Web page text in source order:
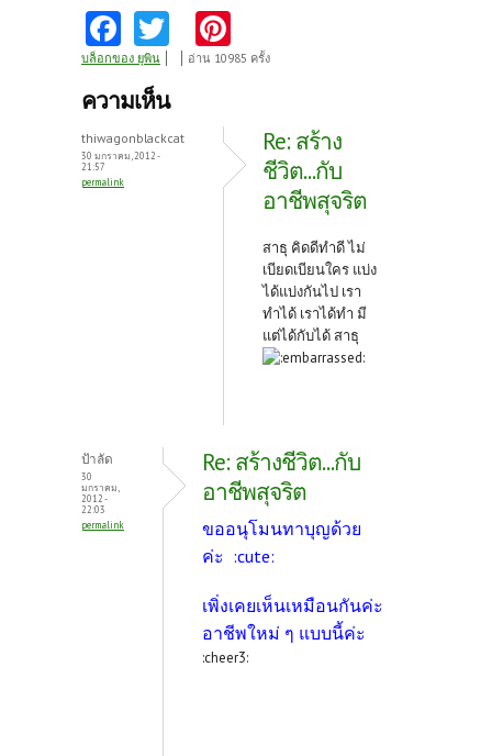
Fa
ce
b
o
o
k
w
itt
er
nt
t
บล็อกของ ยุพิน อ่าน 10985 ครั้ง
ความเห็น
thiwagonblackcat
30 มกราคม, 2012 -
21:57
permalink
Re: สร้าง
ชีวิต...กับ
อาชีพสุจริต
สาธุ คิดดีทำดี ไม่
เบียดเบียนใคร แบ่ง
ได้แบ่งกันไป เรา
ทำได้ เราได้ทำ มี
แต่ได้กับได้ สาธุ
ป้าลัด
30
มกราคม,
2012 -
22:03
permalink
Re: สร้างชีวิต...กับ
อาชีพสุจริต
ขออนุโมนทาบุญด้วย
ค่ะ :cute:
เพิ่งเคยเห็นเหมือนกันค่ะ
อาชีพใหม่ ๆ แบบนี้ค่ะ
:cheer3: